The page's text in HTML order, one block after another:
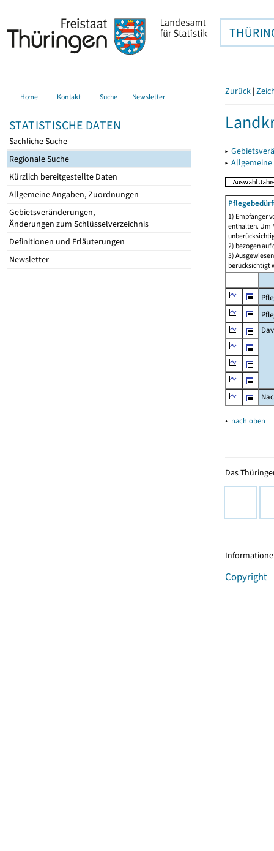
Home Kontakt Suche Newsletter
STATISTISCHE DATEN
Sachliche Suche
Regionale Suche
Kürzlich bereitgestellte Daten
Allgemeine Angaben, Zuordnungen
Gebietsveränderungen,
Änderungen zum Schlüsselverzeichnis
Definitionen und Erläuterungen
Newsletter
Zurück |
▸
▸
1) Empfänger
enthalten. Um
2) bezogen auf
3)
berücksichtigt
▴ nach oben
Das
Copyright